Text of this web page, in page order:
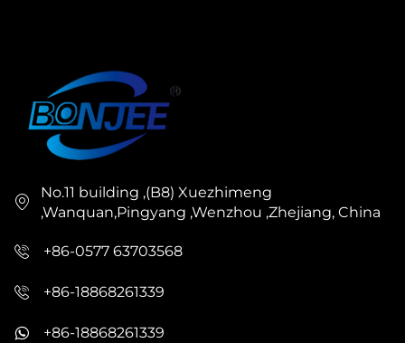
No.11 building ,(B8) Xuezhimeng
,Wanquan,Pingyang ,Wenzhou ,Zhejiang, China
+86-0577 63703568
+86-18868261339
+86-18868261339